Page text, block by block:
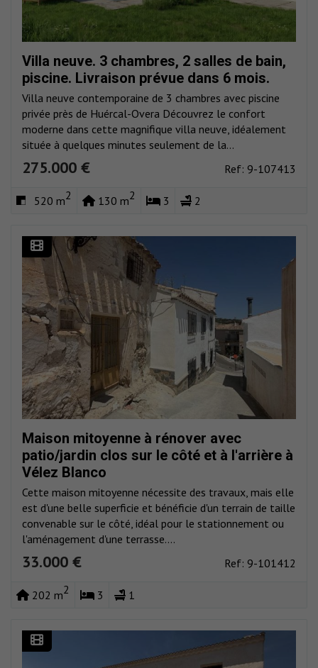
Villa neuve. 3 chambres, 2 salles de bain,
piscine. Livraison prévue dans 6 mois.
Villa neuve contemporaine de 3 chambres avec piscine
privée près de Huércal-Overa Découvrez le confort
moderne dans cette magnifique villa neuve, idéalement
située à quelques minutes seulement de la...
275.000 € Ref: 9-107413
520 m2 130 m2 3 2
Maison mitoyenne à rénover avec
patio/jardin clos sur le côté et à l'arrière à
Vélez Blanco
Cette maison mitoyenne nécessite des travaux, mais elle
est d'une belle superficie et bénéficie d'un terrain de taille
convenable sur le côté, idéal pour le stationnement ou
l'aménagement d'une terrasse....
33.000 € Ref: 9-101412
202 m2 3 1